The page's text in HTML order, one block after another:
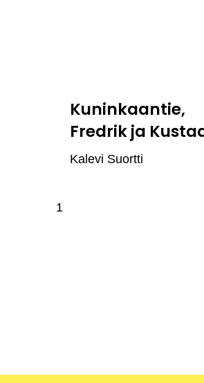
Kuninkaantie,
Fredrik ja
Kalevi Suortti